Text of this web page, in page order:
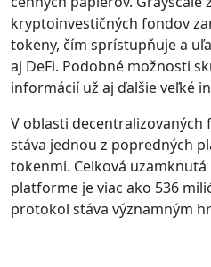
kryptoinvestičných fondov
tokeny, čím sprístupňuje a
aj DeFi. Podobné možnosti
informácií už aj ďalšie veľké
V oblasti decentralizovaných
stáva jednou z popredných
tokenmi. Celková
platforme je viac ako 536
protokol stáva významným